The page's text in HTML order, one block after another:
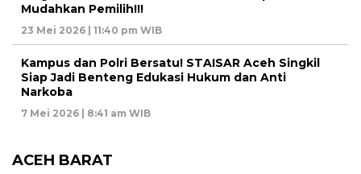
Mudahkan Pemilih!!!
23 Mei 2026 | 11:40 pm WIB
Kampus dan Polri Bersatu! STAISAR Aceh Singkil
Siap Jadi Benteng Edukasi Hukum dan Anti
Narkoba
7 Mei 2026 | 8:41 am WIB
ACEH BARAT